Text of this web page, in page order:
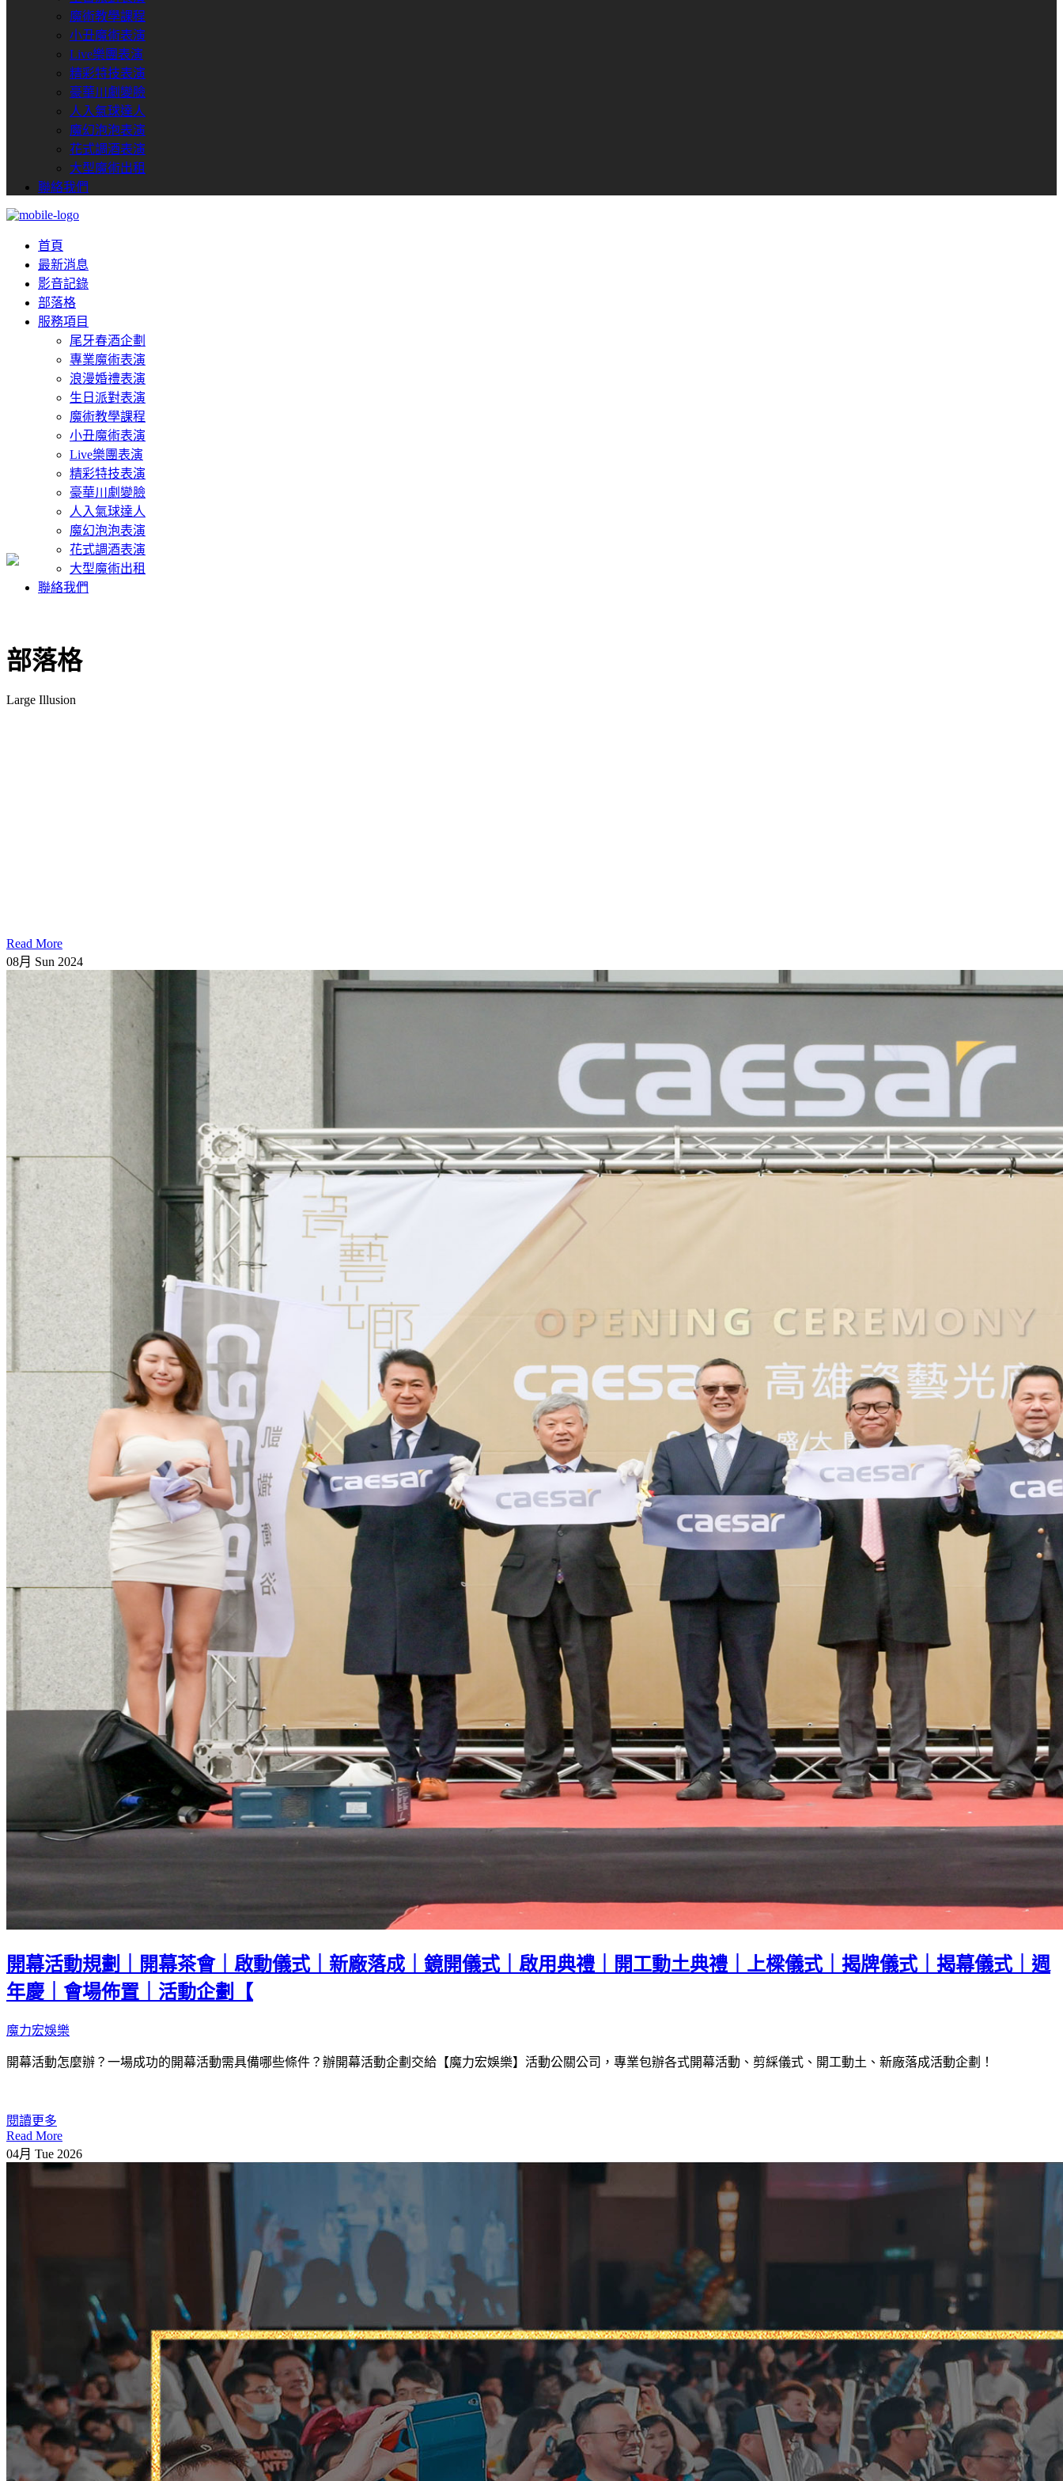
魔術教學課程
小丑魔術表演
Live樂團表演
精彩特技表演
豪華川劇變臉
人入氣球達人
魔幻泡泡表演
花式調酒表演
大型魔術出租
聯絡我們
首頁
最新消息
影音記錄
部落格
服務項目
尾牙春酒企劃
專業魔術表演
浪漫婚禮表演
生日派對表演
魔術教學課程
小丑魔術表演
Live樂團表演
精彩特技表演
豪華川劇變臉
人入氣球達人
魔幻泡泡表演
花式調酒表演
大型魔術出租
聯絡我們
部落格
Large Illusion
Read More
08月 Sun 2024
開幕活動規劃｜開幕茶會｜啟動儀式｜新廠落成｜鏡開儀式｜啟用典禮｜開工動土典禮｜上樑儀式｜揭牌儀式｜揭幕儀式｜週
年慶｜會場佈置｜活動企劃【
魔力宏娛樂
開幕活動怎麼辦？一場成功的開幕活動需具備哪些條件？辦開幕活動企劃交給【魔力宏娛樂】活動公關公司，專業包辦各式開幕活動、剪綵儀式、開工動土、新廠落成活動企劃！
閱讀更多
Read More
04月 Tue 2026